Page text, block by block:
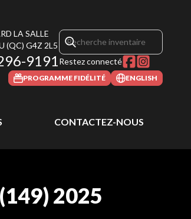
LA SALLE
(QC) G4Z 2L5
9191Restez connecté
PROGRAMME FIDÉLITÉ ENGLISH
CONTACTEZ-NOUS
2025